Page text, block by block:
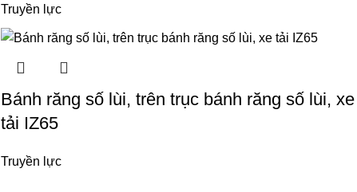
Truyền lực
Bánh răng số lùi, trên trục bánh răng số lùi, xe
tải IZ65
Truyền lực